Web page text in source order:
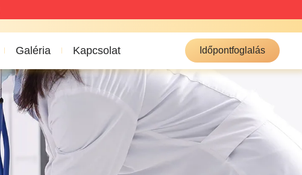
Galéria Kapcsolat Időpontfoglalás